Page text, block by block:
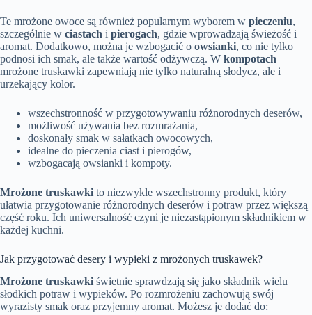
Te mrożone owoce są również popularnym wyborem w pieczeniu,
szczególnie w ciastach i pierogach, gdzie wprowadzają świeżość i
aromat. Dodatkowo, można je wzbogacić o owsianki, co nie tylko
podnosi ich smak, ale także wartość odżywczą. W kompotach
mrożone truskawki zapewniają nie tylko naturalną słodycz, ale i
urzekający kolor.
wszechstronność w przygotowywaniu różnorodnych deserów,
możliwość używania bez rozmrażania,
doskonały smak w sałatkach owocowych,
idealne do pieczenia ciast i pierogów,
wzbogacają owsianki i kompoty.
Mrożone truskawki to niezwykle wszechstronny produkt, który
ułatwia przygotowanie różnorodnych deserów i potraw przez większą
część roku. Ich uniwersalność czyni je niezastąpionym składnikiem w
każdej kuchni.
Jak przygotować desery i wypieki z mrożonych truskawek?
Mrożone truskawki świetnie sprawdzają się jako składnik wielu
słodkich potraw i wypieków. Po rozmrożeniu zachowują swój
wyrazisty smak oraz przyjemny aromat. Możesz je dodać do: